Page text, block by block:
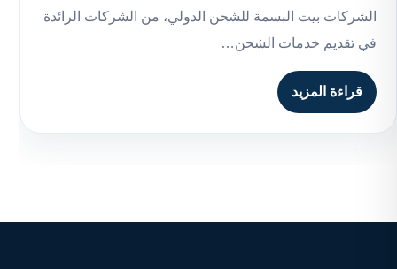
الشركات بيت البسمة للشحن الدولي، من الشركات الرائدة
في تقديم خدمات الشحن…
قراءة المزيد